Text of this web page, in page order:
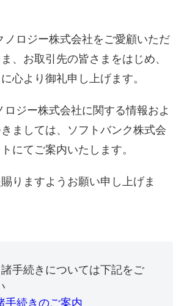
ノロジー株式会社をご愛顧いただ
、お取引先の皆さまをはじめ、
心より御礼申し上げます。
ロジー株式会社に関する情報およ
ましては、ソフトバンク株式会
にてご案内いたします。
りますようお願い申し上げま
手続きについては下記をご
手続きのご案内